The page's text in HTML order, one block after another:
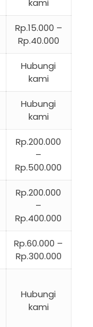
kami
Rp.15.000 –
Rp.40.000
Hubungi
kami
Hubungi
kami
Rp.200.000
–
Rp.500.000
Rp.200.000
–
Rp.400.000
Rp.60.000 –
Rp.300.000
Hubungi
kami